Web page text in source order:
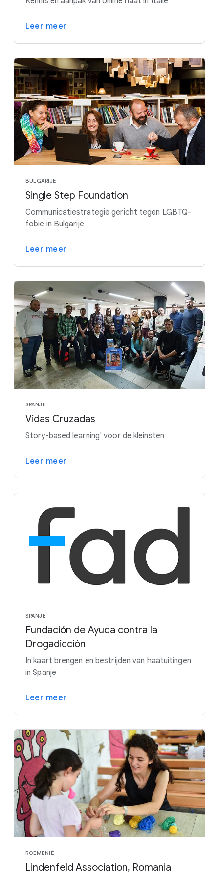
Leer meer
BULGARIJE
Single Step Foundation
Communicatiestrategie gericht tegen LGBTQ-
fobie in Bulgarije
Leer meer
SPANJE
Vidas Cruzadas
Story-based learning' voor de kleinsten
Leer meer
SPANJE
Fundación de Ayuda contra la
Drogadicción
In kaart brengen en bestrijden van haatuitingen
in Spanje
Leer meer
ROEMENIË
Lindenfeld Association, Romania